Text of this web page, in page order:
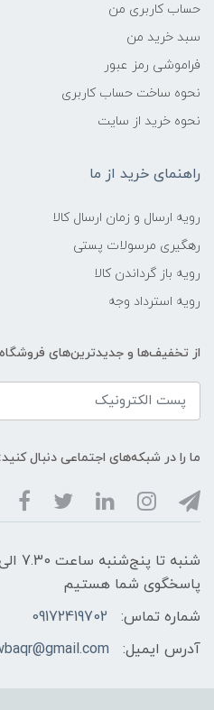
حساب کاربری من
سبد خرید من
فراموشی رمز عبور
نحوه ساخت حساب کاربری
نحوه خرید از سایت
راهنمای خرید از ما
رویه ارسال و زمان ارسال کالا
رهگیری مرسولات پستی
رویه باز گرداندن کالا
رویه استرداد وجه
از تخفیف‌ها و جدیدترین‌های
ما را در شبکه‌های اجتماعی دنبال کنید:
پاسخگوی شما هستیم
شماره تماس:
09172419702
آدرس ایمیل: